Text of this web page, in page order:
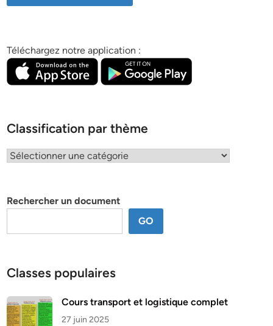
Téléchargez notre application :
Classification par thème
Classification
Rechercher un document
GO
Classes populaires
Cours transport et logistique complet
27 juin 2025